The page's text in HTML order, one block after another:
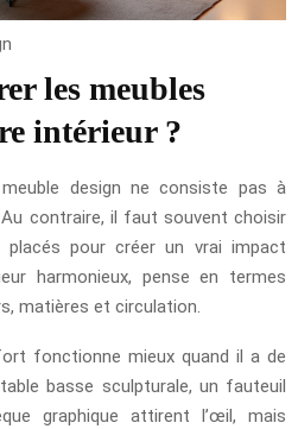
les meubles
intérieur ?
design ne consiste pas à
contraire, il faut souvent choisir
pour créer un vrai impact
harmonieux, pense en termes
matières et circulation.
fonctionne mieux quand il a de
basse sculpturale, un fauteuil
graphique attirent l’œil, mais